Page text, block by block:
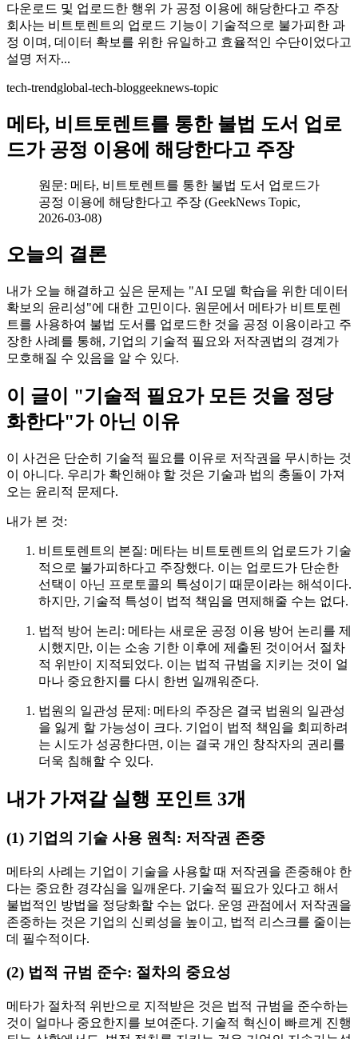
다운로드 및 업로드한 행위 가 공정 이용에 해당한다고 주장
회사는 비트토렌트의 업로드 기능이 기술적으로 불가피한 과
정 이며, 데이터 확보를 위한 유일하고 효율적인 수단이었다고
설명 저자...
tech-trendglobal-tech-bloggeeknews-topic
메타, 비트토렌트를 통한 불법 도서 업로
드가 공정 이용에 해당한다고 주장
원문: 메타, 비트토렌트를 통한 불법 도서 업로드가
공정 이용에 해당한다고 주장 (GeekNews Topic,
2026-03-08)
오늘의 결론
내가 오늘 해결하고 싶은 문제는 "AI 모델 학습을 위한 데이터
확보의 윤리성"에 대한 고민이다. 원문에서 메타가 비트토렌
트를 사용하여 불법 도서를 업로드한 것을 공정 이용이라고 주
장한 사례를 통해, 기업의 기술적 필요와 저작권법의 경계가
모호해질 수 있음을 알 수 있다.
이 글이 "기술적 필요가 모든 것을 정당
화한다"가 아닌 이유
이 사건은 단순히 기술적 필요를 이유로 저작권을 무시하는 것
이 아니다. 우리가 확인해야 할 것은 기술과 법의 충돌이 가져
오는 윤리적 문제다.
내가 본 것:
비트토렌트의 본질: 메타는 비트토렌트의 업로드가 기술
적으로 불가피하다고 주장했다. 이는 업로드가 단순한
선택이 아닌 프로토콜의 특성이기 때문이라는 해석이다.
하지만, 기술적 특성이 법적 책임을 면제해줄 수는 없다.
법적 방어 논리: 메타는 새로운 공정 이용 방어 논리를 제
시했지만, 이는 소송 기한 이후에 제출된 것이어서 절차
적 위반이 지적되었다. 이는 법적 규범을 지키는 것이 얼
마나 중요한지를 다시 한번 일깨워준다.
법원의 일관성 문제: 메타의 주장은 결국 법원의 일관성
을 잃게 할 가능성이 크다. 기업이 법적 책임을 회피하려
는 시도가 성공한다면, 이는 결국 개인 창작자의 권리를
더욱 침해할 수 있다.
내가 가져갈 실행 포인트 3개
(1) 기업의 기술 사용 원칙: 저작권 존중
메타의 사례는 기업이 기술을 사용할 때 저작권을 존중해야 한
다는 중요한 경각심을 일깨운다. 기술적 필요가 있다고 해서
불법적인 방법을 정당화할 수는 없다. 운영 관점에서 저작권을
존중하는 것은 기업의 신뢰성을 높이고, 법적 리스크를 줄이는
데 필수적이다.
(2) 법적 규범 준수: 절차의 중요성
메타가 절차적 위반으로 지적받은 것은 법적 규범을 준수하는
것이 얼마나 중요한지를 보여준다. 기술적 혁신이 빠르게 진행